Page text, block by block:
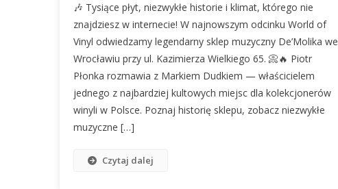
🎶 Tysiące płyt, niezwykłe historie i klimat, którego nie
znajdziesz w internecie! W najnowszym odcinku World of
Vinyl odwiedzamy legendarny sklep muzyczny De’Molika we
Wrocławiu przy ul. Kazimierza Wielkiego 65. 📀🔥 Piotr
Płonka rozmawia z Markiem Dudkiem — właścicielem
jednego z najbardziej kultowych miejsc dla kolekcjonerów
winyli w Polsce. Poznaj historię sklepu, zobacz niezwykłe
muzyczne […]
Czytaj dalej